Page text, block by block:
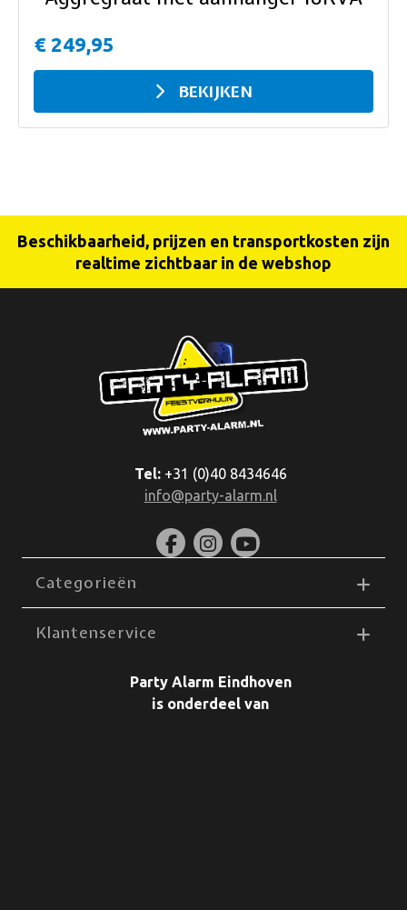
€ 249,95
BEKIJKEN
Beschikbaarheid, prijzen en transportkosten zijn
realtime zichtbaar in de webshop
Tel:+31 (0)40 8434646
info@party-alarm.nl
Categorieën
Klantenservice
Party Alarm Eindhoven
is onderdeel van